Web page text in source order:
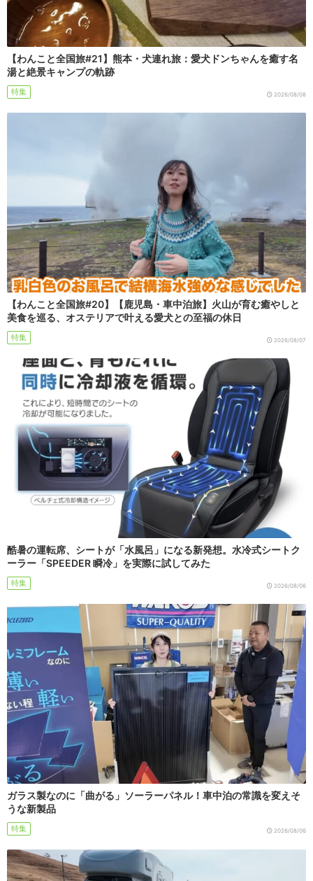
【わんこと全国旅#21】熊本・犬連れ旅：愛犬ドンちゃんを癒す名
湯と絶景キャンプの軌跡
特集 2026/08/08
【わんこと全国旅#20】【鹿児島・車中泊旅】火山が育む癒やしと
美食を巡る、オステリアで叶える愛犬との至福の休日
特集 2026/08/07
酷暑の運転席、シートが「水風呂」になる新発想。水冷式シートク
ーラー「SPEEDER 瞬冷」を実際に試してみた
特集 2026/08/06
ガラス製なのに「曲がる」ソーラーパネル！車中泊の常識を変えそ
うな新製品
特集 2026/08/06